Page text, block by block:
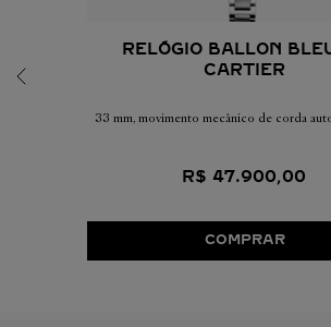
RELÓGIO BALLON
CARTIER
33 mm, movimento mecânico de corda
R$ 47.900,00
COMPRAR